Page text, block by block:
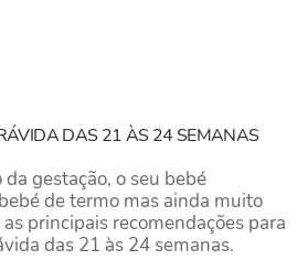
DAS 21 ÀS 24 SEMANAS
gestação, o seu bebé
de termo mas ainda muito
principais recomendações para
das 21 às 24 semanas.